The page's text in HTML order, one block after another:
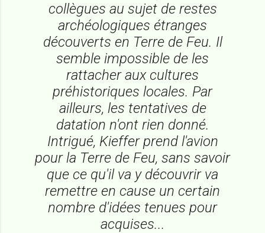
collègues au sujet de restes
archéologiques étranges
découverts en Terre de Feu. Il
semble impossible de les
rattacher aux cultures
préhistoriques locales. Par
ailleurs, les tentatives de
datation n'ont rien donné.
Intrigué, Kieffer prend l'avion
pour la Terre de Feu, sans savoir
que ce qu'il va y découvrir va
remettre en cause un certain
nombre d'idées tenues pour
acquises...